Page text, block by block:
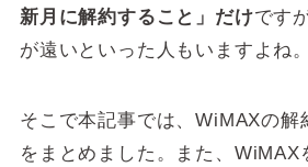
新月に解約すること」だけです
が遠いといった人もいますよね。
そこで本記事では、WiMAXの解
をまとめました。また、WiMAX